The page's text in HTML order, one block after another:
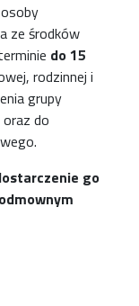
ze środków
do 15
rodzinnej i
grupy
do
go